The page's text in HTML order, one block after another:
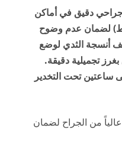
جراحي دقيق في أماكن
لضمان عدم وضوح
أنسجة الثدي لوضع
تجميلية دقيقة.
ساعتين تحت التخدير
من الجراح لضمان